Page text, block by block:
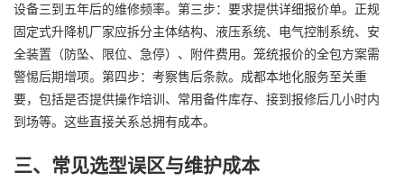
设备三到五年后的维修频率。第三步：要求提供详细报价单。正规
固定式升降机厂家应拆分主体结构、液压系统、电气控制系统、安
全装置（防坠、限位、急停）、附件费用。笼统报价的全包方案需
警惕后期增项。第四步：考察售后条款。成都本地化服务至关重
要，包括是否提供操作培训、常用备件库存、接到报修后几小时内
到场等。这些直接关系总拥有成本。
三、常见选型误区与维护成本